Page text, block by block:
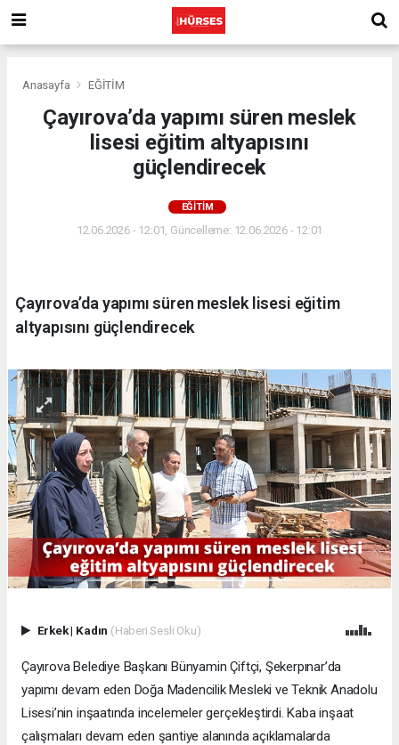
Anasayfa EĞİTİM
Çayırova’da yapımı süren meslek
lisesi eğitim altyapısını
güçlendirecek
EĞİTİM
12.06.2026 - 12:01, Güncelleme: 12.06.2026 - 12:01
Çayırova’da yapımı süren meslek lisesi eğitim
altyapısını güçlendirecek
Erkek| Kadın (Haberi Sesli Oku)
Çayırova Belediye Başkanı Bünyamin Çiftçi, Şekerpınar’da
yapımı devam eden Doğa Madencilik Mesleki ve Teknik Anadolu
Lisesi’nin inşaatında incelemeler gerçekleştirdi. Kaba inşaat
çalışmaları devam eden şantiye alanında açıklamalarda